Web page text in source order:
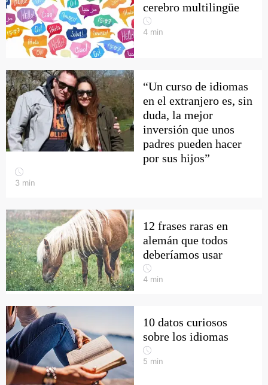
cerebro multilingüe
4 min
“Un curso de idiomas
en el extranjero es, sin
duda, la mejor
inversión que unos
padres pueden hacer
por sus hijos”
3 min
12 frases raras en
alemán que todos
deberíamos usar
4 min
10 datos curiosos
sobre los idiomas
5 min